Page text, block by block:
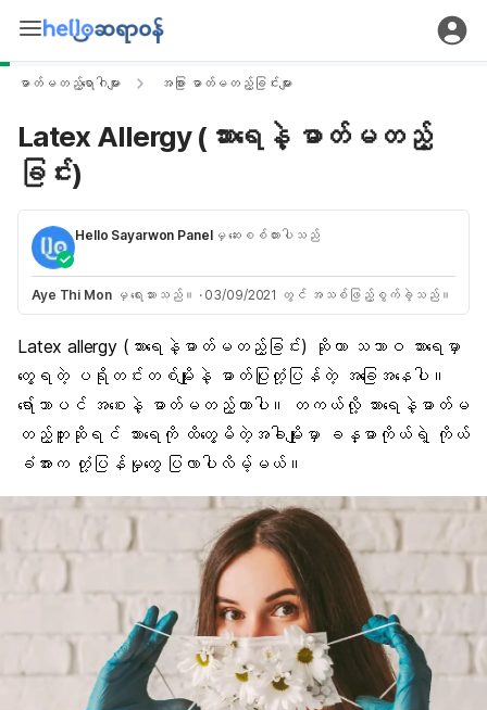
ဓာတ်မတည့်ရောဂါများ အခြား ဓာတ်မတည့်ခြင်းများ
Latex Allergy (သားရေနဲ့ ဓာတ်မတည့်
ခြင်း)
Hello Sayarwon Panelမှ ဆေးစစ်ထားပါသည်
Aye Thi Monမှ ရေးသားသည်။ · 03/09/2021 တွင် အသစ်ဖြည့်စွက်ခဲ့သည်။
Latex allergy(သားရေနဲ့ဓာတ်မတည့်ခြင်း) ဆိုတာ သဘာဝ သားရေမှာ
တွေ့ရတဲ့ ပရိုတင်းတစ်မျိုးနဲ့ ဓာတ်ပြုတုံ့ပြန်တဲ့ အခြေအနေပါ။
ရော်ဘာပင် အစေးနဲ့ ဓာတ်မတည့်တာပါ။ တကယ်လို့ သားရေနဲ့ဓာတ်မ
တည့်ဘူးဆိုရင် သားရေကို ထိတွေ့မိတဲ့အခါမျိုးမှာ ခန္ဓာကိုယ်ရဲ့ ကိုယ်
ခံအားက တုံ့ပြန်မှုတွေ ပြလာပါလိမ့်မယ်။